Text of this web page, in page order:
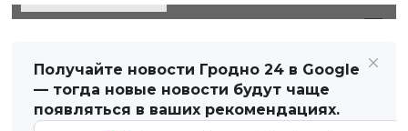
Получайте новости Гродно 24 в Google
— тогда новые новости будут чаще
появляться в ваших рекомендациях.